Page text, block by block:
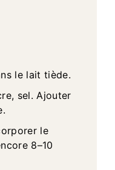
le lait tiède.
sel. Ajouter
le
8–10